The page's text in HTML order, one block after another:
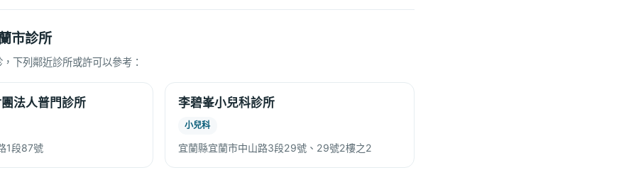
市診所
下列鄰近診所或許可以參考：
法人普門診所
1段87號
李碧峯小兒科診所
小兒科
宜蘭縣宜蘭市中山路3段29號、29號2樓之2